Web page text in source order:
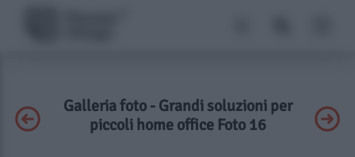
Galleria foto - Grandi soluzioni per
piccoli home office Foto 16